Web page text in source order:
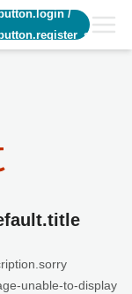
/
unable-to-display